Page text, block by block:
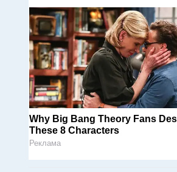
Why Big Bang Theory Fans
These 8 Characters
Реклама